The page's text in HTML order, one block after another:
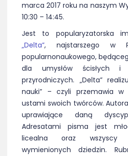
marca 2017 roku na naszym
10:30 – 14:45.
Jest to popularyzatorska
„Delta”, najstarszego w
popularnonaukowego,
dla umysłów ścisłych i
przyrodniczych. „Delta”
nauki” – czyli przemawia w
ustami swoich twórców.
uprawiające daną
Adresatami pisma jest
licealna oraz wszyscy
wymienionych dziedzin.